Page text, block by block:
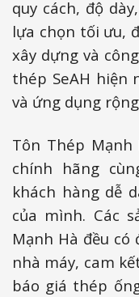
quy cách, độ
lựa chọn tối ưu,
xây dựng và
thép SeAH hiện
và ứng dụng
Tôn Thép Mạnh
chính hãng
khách hàng dễ
của mình. Các
Mạnh Hà đều có
nhà máy, cam
báo giá thép